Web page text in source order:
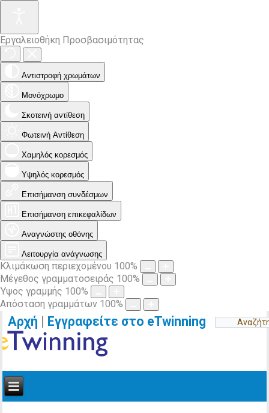
Εργαλειοθήκη Προσβασιμότητας
Αντιστροφή χρωμάτων
Μονόχρωμο
Σκοτεινή αντίθεση
Φωτεινή Αντίθεση
Χαμηλός κορεσμός
Υψηλός κορεσμός
Επισήμανση συνδέσμων
Επισήμανση επικεφαλίδων
Αναγνώστης οθόνης
Λειτουργία ανάγνωσης
Κλιμάκωση περιεχομένου 100%
Μέγεθος γραμματοσειράς 100%
Ύψος γραμμής 100%
Απόσταση γραμμάτων 100%
Αρχή | Εγγραφείτε στο eTwinning